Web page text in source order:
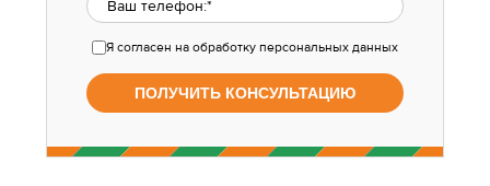
Я согласен на обработку персональных данных